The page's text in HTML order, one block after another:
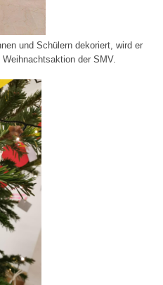
und Schülern dekoriert, wird er
der SMV.